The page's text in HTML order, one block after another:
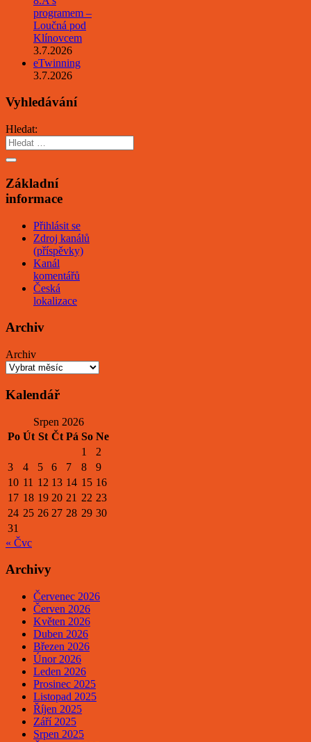
programem –
Loučná pod
Klínovcem
3.7.2026
eTwinning
3.7.2026
Vyhledávání
Hledat:
Základní
informace
Přihlásit se
Zdroj kanálů
(příspěvky)
Kanál
komentářů
Česká
lokalizace
Archiv
Archiv
Kalendář
Srpen 2026
Po Út St Čt Pá So Ne
1
2
3
4 5 6 7 8
9
10 11 12 13 14 15 16
17 18 19 20 21 22 23
24 25 26 27 28 29 30
31
« Čvc
Archivy
Červenec 2026
Červen 2026
Květen 2026
Duben 2026
Březen 2026
Únor 2026
Leden 2026
Prosinec 2025
Listopad 2025
Říjen 2025
Září 2025
Srpen 2025